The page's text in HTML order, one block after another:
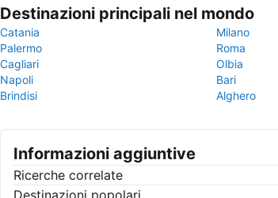
Destinazioni principali nel mondo
Catania
Milano
Palermo
Roma
Cagliari
Olbia
Napoli
Bari
Brindisi
Alghero
Informazioni aggiuntive
Ricerche correlate
Destinazioni popolari